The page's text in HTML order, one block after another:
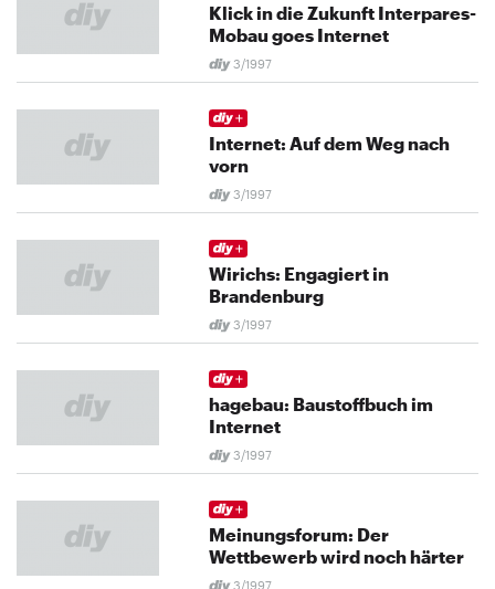
Klick in die Zukunft Interpares-
Mobau goes Internet
3/1997
Internet: Auf dem Weg nach
vorn
3/1997
Wirichs: Engagiert in
Brandenburg
3/1997
hagebau: Baustoffbuch im
Internet
3/1997
Meinungsforum: Der
Wettbewerb wird noch härter
3/1997